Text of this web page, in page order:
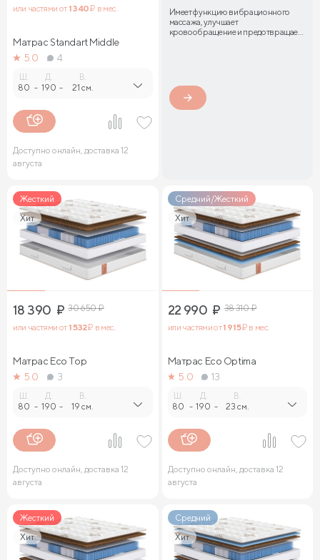
или частями от1 340₽ в мес.
Матрас Standart Middle
5.0
4
80 -
Д.
190 -
В.
21 см.
Доступно онлайн, доставка 12
августа
Имеет функцию вибрационного
массажа, улучшает
кровообращение и предотвращает
Жесткий
Хит
18 390 ₽ 30 650₽
или частями от1 532₽ в мес.
Матрас Eco Top
5.0
3
80 -
Д.
190 -
В.
19 см.
Доступно онлайн, доставка 12
августа
Средний/Жесткий
Хит
22 990 ₽ 38 310₽
или частями от1 915₽ в мес.
Матрас Eco Optima
5.0
13
80 -
Д.
190 -
В.
23 см.
Доступно онлайн, доставка 12
августа
Жесткий
Хит
Средний
Хит